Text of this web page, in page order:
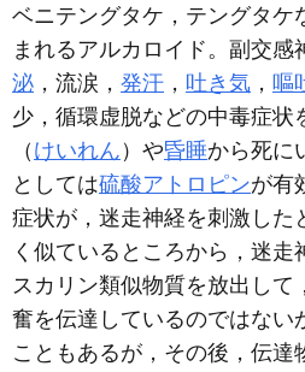
ベニテングタケ，テングタケ
まれるアルカロイド。副交感
泌 ，流涙， 発汗 ， 吐き気 ， 嘔
少，循環虚脱などの中毒症状
（ けいれん ）や昏睡から死に
としては硫酸アトロピンが有
症状が，迷走神経を刺激した
く似ているところから，迷走
スカリン類似物質を放出して
奮を伝達しているのではない
こともあるが，その後，伝達